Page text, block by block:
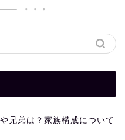
兄弟は？家族構成について